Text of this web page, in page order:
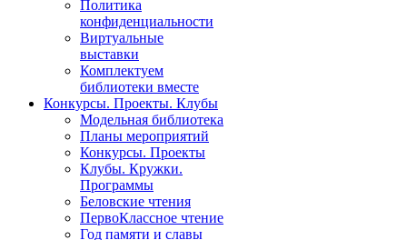
Политика
конфиденциальности
Виртуальные
выставки
Комплектуем
библиотеки вместе
Конкурсы. Проекты. Клубы
Модельная библиотека
Планы мероприятий
Конкурсы. Проекты
Клубы. Кружки.
Программы
Беловские чтения
ПервоКлассное чтение
Год памяти и славы